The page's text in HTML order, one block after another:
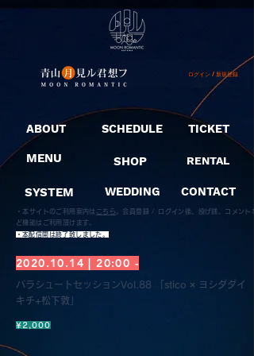
ログイン / 新規登録
ABOUT
MENU
SYSTEM
SCHEDULE
SHOP
WEDDING
TICKET
RENTAL
CONTACT
・本サイトのご利用案内は こちら
会員登録 / ログイン後、投げ銭、コメント
ど機能はご利用頂けます。
​・本配信開は終了致しました。
2020.10.14 | 20:00 -
パラシュートセッションVol.88 「stico × ヨシダダイ
キチ+松下敦」
¥2,000